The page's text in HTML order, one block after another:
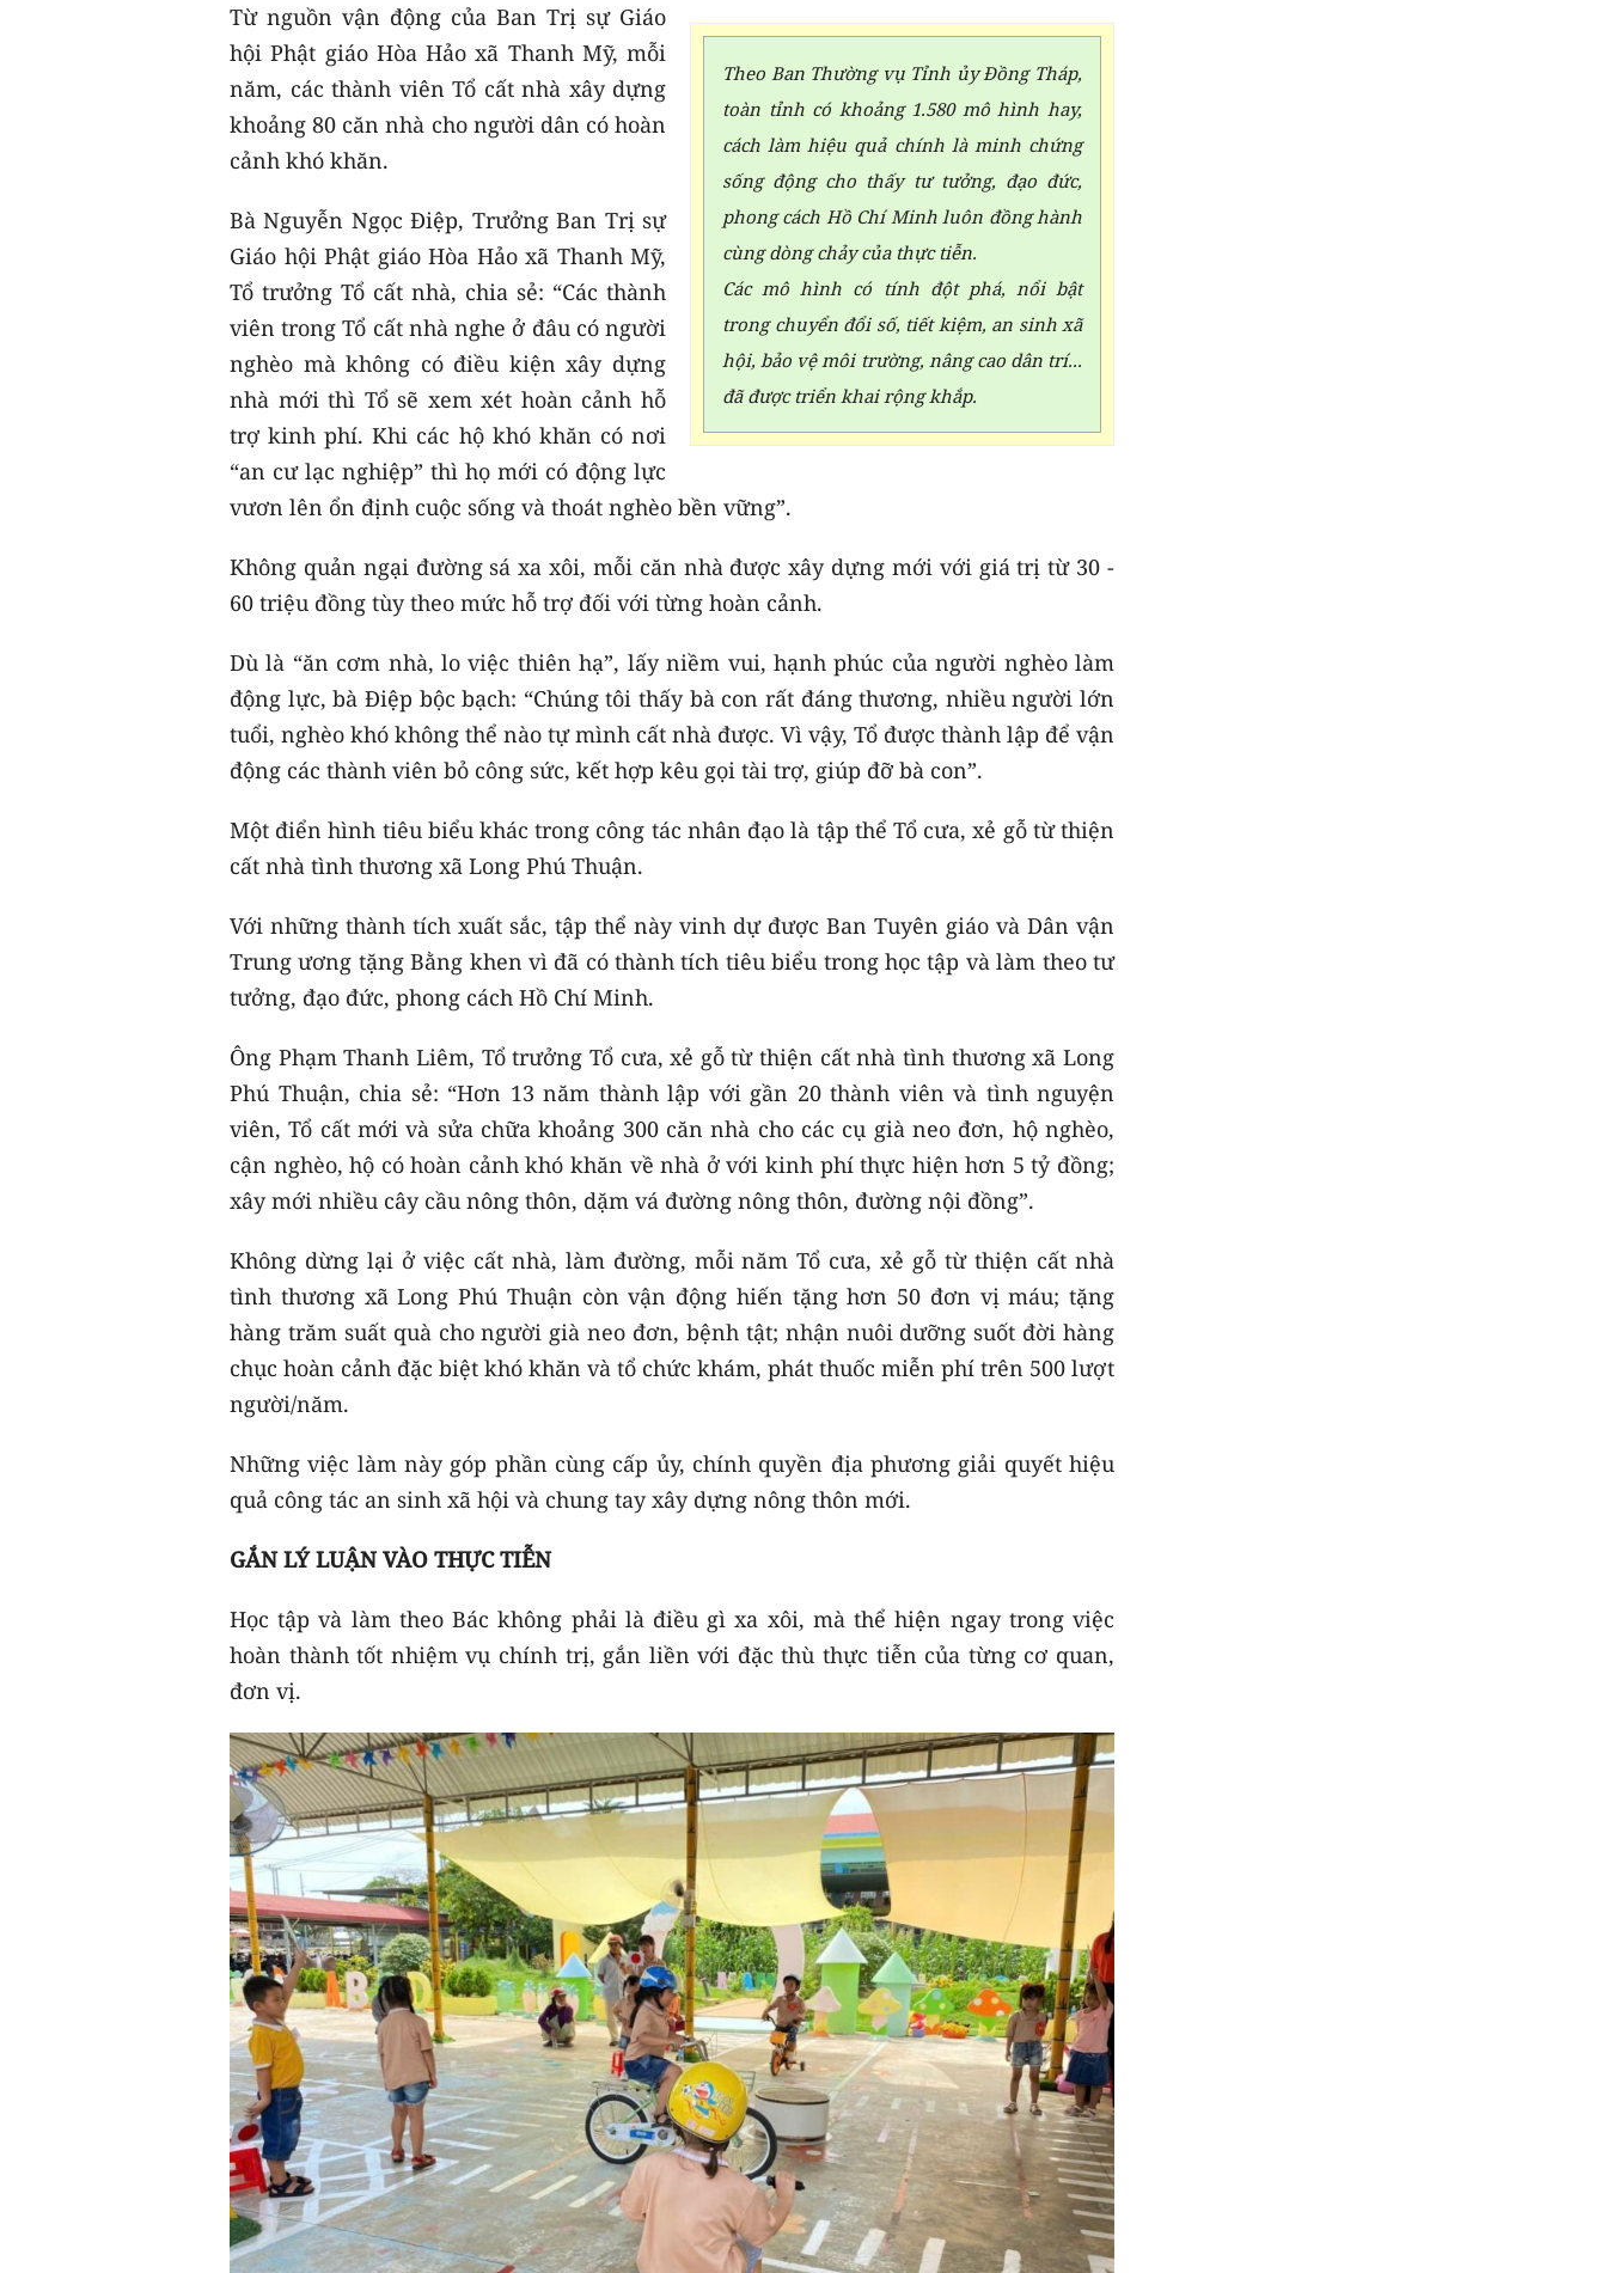
Theo Ban Thường vụ Tỉnh ủy Đồng Tháp,
toàn tỉnh có khoảng 1.580 mô hình hay,
cách làm hiệu quả chính là minh chứng
sống động cho thấy tư tưởng, đạo đức,
phong cách Hồ Chí Minh luôn đồng hành
cùng dòng chảy của thực tiễn.
Các mô hình có tính đột phá, nổi bật
trong chuyển đổi số, tiết kiệm, an sinh xã
hội, bảo vệ môi trường, nâng cao dân trí...
đã được triển khai rộng khắp.
Từ nguồn vận động của Ban Trị sự Giáo
hội Phật giáo Hòa Hảo xã Thanh Mỹ, mỗi
năm, các thành viên Tổ cất nhà xây dựng
khoảng 80 căn nhà cho người dân có hoàn
cảnh khó khăn.
Bà Nguyễn Ngọc Điệp, Trưởng Ban Trị sự
Giáo hội Phật giáo Hòa Hảo xã Thanh Mỹ,
Tổ trưởng Tổ cất nhà, chia sẻ: “Các thành
viên trong Tổ cất nhà nghe ở đâu có người
nghèo mà không có điều kiện xây dựng
nhà mới thì Tổ sẽ xem xét hoàn cảnh hỗ
trợ kinh phí. Khi các hộ khó khăn có nơi
“an cư lạc nghiệp” thì họ mới có động lực
vươn lên ổn định cuộc sống và thoát nghèo bền vững”.
Không quản ngại đường sá xa xôi, mỗi căn nhà được xây dựng mới với giá trị từ 30 -
60 triệu đồng tùy theo mức hỗ trợ đối với từng hoàn cảnh.
Dù là “ăn cơm nhà, lo việc thiên hạ”, lấy niềm vui, hạnh phúc của người nghèo làm
động lực, bà Điệp bộc bạch: “Chúng tôi thấy bà con rất đáng thương, nhiều người lớn
tuổi, nghèo khó không thể nào tự mình cất nhà được. Vì vậy, Tổ được thành lập để vận
động các thành viên bỏ công sức, kết hợp kêu gọi tài trợ, giúp đỡ bà con”.
Một điển hình tiêu biểu khác trong công tác nhân đạo là tập thể Tổ cưa, xẻ gỗ từ thiện
cất nhà tình thương xã Long Phú Thuận.
Với những thành tích xuất sắc, tập thể này vinh dự được Ban Tuyên giáo và Dân vận
Trung ương tặng Bằng khen vì đã có thành tích tiêu biểu trong học tập và làm theo tư
tưởng, đạo đức, phong cách Hồ Chí Minh.
Ông Phạm Thanh Liêm, Tổ trưởng Tổ cưa, xẻ gỗ từ thiện cất nhà tình thương xã Long
Phú Thuận, chia sẻ: “Hơn 13 năm thành lập với gần 20 thành viên và tình nguyện
viên, Tổ cất mới và sửa chữa khoảng 300 căn nhà cho các cụ già neo đơn, hộ nghèo,
cận nghèo, hộ có hoàn cảnh khó khăn về nhà ở với kinh phí thực hiện hơn 5 tỷ đồng;
xây mới nhiều cây cầu nông thôn, dặm vá đường nông thôn, đường nội đồng”.
Không dừng lại ở việc cất nhà, làm đường, mỗi năm Tổ cưa, xẻ gỗ từ thiện cất nhà
tình thương xã Long Phú Thuận còn vận động hiến tặng hơn 50 đơn vị máu; tặng
hàng trăm suất quà cho người già neo đơn, bệnh tật; nhận nuôi dưỡng suốt đời hàng
chục hoàn cảnh đặc biệt khó khăn và tổ chức khám, phát thuốc miễn phí trên 500 lượt
người/năm.
Những việc làm này góp phần cùng cấp ủy, chính quyền địa phương giải quyết hiệu
quả công tác an sinh xã hội và chung tay xây dựng nông thôn mới.
GẮN LÝ LUẬN VÀO THỰC TIỄN
Học tập và làm theo Bác không phải là điều gì xa xôi, mà thể hiện ngay trong việc
hoàn thành tốt nhiệm vụ chính trị, gắn liền với đặc thù thực tiễn của từng cơ quan,
đơn vị.